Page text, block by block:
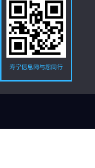
寿宁信息网与您同行